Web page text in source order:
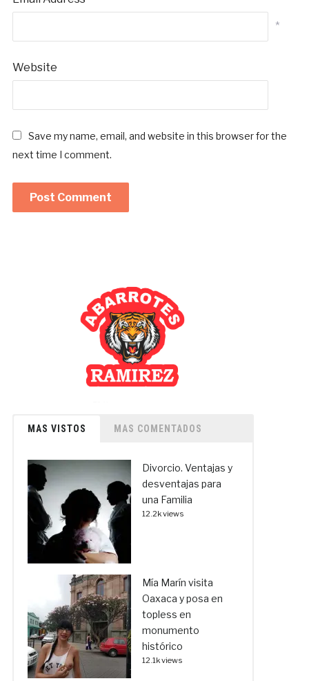
*
Website
Save my name, email, and website in this browser for the
next time I comment.
MAS VISTOS MAS COMENTADOS
Divorcio. Ventajas y
desventajas para
una Familia
12.2k views
Mía Marín visita
Oaxaca y posa en
topless en
monumento
histórico
12.1k views